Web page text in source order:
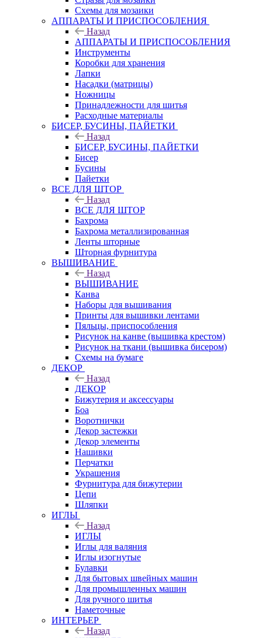
Схемы для мозаики
АППАРАТЫ И ПРИСПОСОБЛЕНИЯ
Назад
АППАРАТЫ И ПРИСПОСОБЛЕНИЯ
Инструменты
Коробки для хранения
Лапки
Насадки (матрицы)
Ножницы
Принадлежности для шитья
Расходные материалы
БИСЕР, БУСИНЫ, ПАЙЕТКИ
Назад
БИСЕР, БУСИНЫ, ПАЙЕТКИ
Бисер
Бусины
Пайетки
ВСЕ ДЛЯ ШТОР
Назад
ВСЕ ДЛЯ ШТОР
Бахрома
Бахрома металлизированная
Ленты шторные
Шторная фурнитура
ВЫШИВАНИЕ
Назад
ВЫШИВАНИЕ
Канва
Наборы для вышивания
Принты для вышивки лентами
Пяльцы, приспособления
Рисунок на канве (вышивка крестом)
Рисунок на ткани (вышивка бисером)
Схемы на бумаге
ДЕКОР
Назад
ДЕКОР
Бижутерия и аксессуары
Боа
Воротнички
Декор застежки
Декор элементы
Нашивки
Перчатки
Украшения
Фурнитура для бижутерии
Цепи
Шляпки
ИГЛЫ
Назад
ИГЛЫ
Иглы для валяния
Иглы изогнутые
Булавки
Для бытовых швейных машин
Для промышленных машин
Для ручного шитья
Наметочные
ИНТЕРЬЕР
Назад